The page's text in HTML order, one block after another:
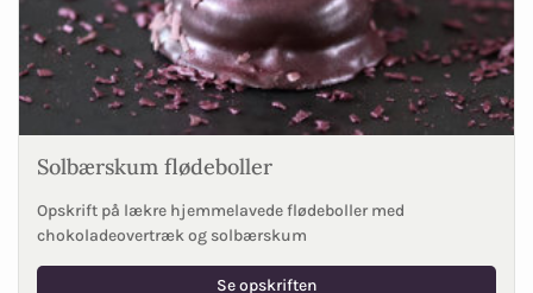
Solbærskum flødeboller
Opskrift på lækre hjemmelavede flødeboller med
chokoladeovertræk og solbærskum
Se opskriften